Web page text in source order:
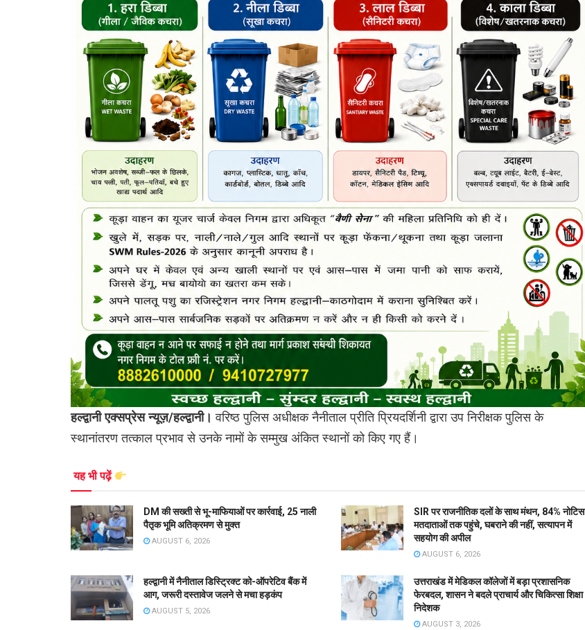
हल्द्वानी एक्सप्रेस न्यूज़/हल्द्वानी।वरिष्ठ पुलिस अधीक्षक नैनीताल प्रीति प्रियदर्शिनी द्वारा उप निरीक्षक पुलिस के
स्थानांतरण तत्काल प्रभाव से उनके नामों के सम्मुख अंकित स्थानों को किए गए हैं।
यह भी पढ़ें
DM की सख्ती से भू-माफियाओं पर कार्रवाई, 25 नाली
पैतृक भूमि अतिक्रमण से मुक्त
AUGUST 6, 2026
SIR पर राजनीतिक दलों के साथ मंथन, 84% नोटिस
मतदाताओं तक पहुंचे, घबराने की नहीं, सत्यापन में
सहयोग की अपील
AUGUST 6, 2026
हल्द्वानी में नैनीताल डिस्ट्रिक्ट को-ऑपरेटिव बैंक में
आग, जरूरी दस्तावेज जलने से मचा हड़कंप
AUGUST 5, 2026
उत्तराखंड में मेडिकल कॉलेजों में बड़ा प्रशासनिक
फेरबदल, शासन ने बदले प्राचार्य और चिकित्सा शिक्षा
निदेशक
AUGUST 3, 2026